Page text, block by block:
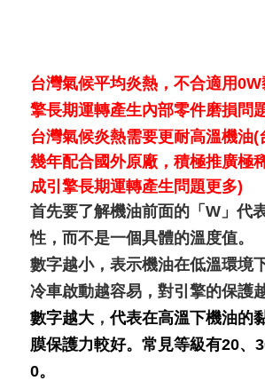
台灣氣候平均炎熱，不合適用0W
擎長期運轉產生內部零件磨損問
台灣氣候炎熱需要更耐高溫機油(
幾年配合國外原廠，積極推廣極
成引擎長期運轉產生問題更多)
首先要了解機油前面的「W」代
性，而不是一個具體的溫度值。
數字越小，表示機油在低溫環境
冷車啟動越容易，對引擎的保護
數字越大 ，代表在高溫下機油的
膜保護力較好。常見等級有20、
0。